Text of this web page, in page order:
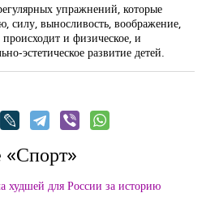
упражнений, которые
силу, выносливость, воображение,
и физическое, и
эстетическое развитие детей.
худшей для России за историю